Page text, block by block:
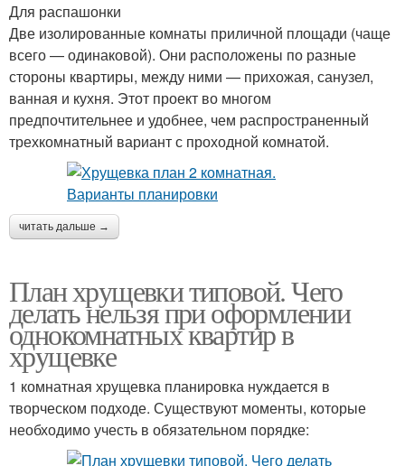
Для распашонки
Две изолированные комнаты приличной площади (чаще
всего — одинаковой). Они расположены по разные
стороны квартиры, между ними — прихожая, санузел,
ванная и кухня. Этот проект во многом
предпочтительнее и удобнее, чем распространенный
трехкомнатный вариант с проходной комнатой.
читать дальше →
План хрущевки типовой. Чего
делать нельзя при оформлении
однокомнатных квартир в
хрущевке
1 комнатная хрущевка планировка нуждается в
творческом подходе. Существуют моменты, которые
необходимо учесть в обязательном порядке: